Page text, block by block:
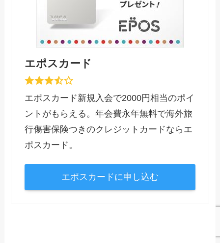
エポスカード
エポスカード新規入会で2000円相当のポイ
ントがもらえる。年会費永年無料で海外旅
行傷害保険つきのクレジットカードならエ
ポスカード。
エポスカードに申し込む